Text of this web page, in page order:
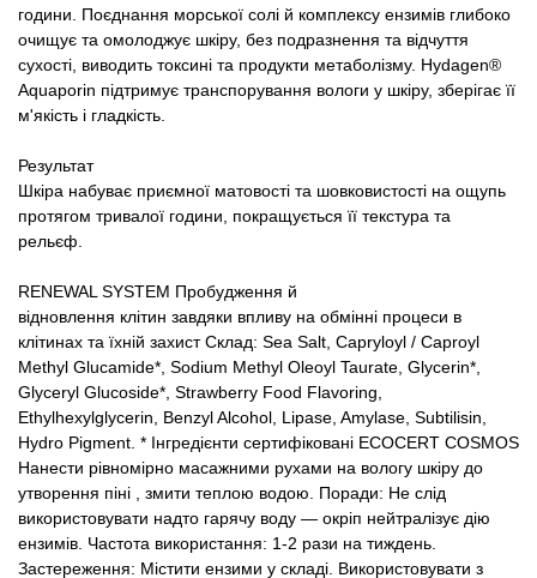
години. Поєднання морської солі й комплексу ензимів глибоко
очищує та омолоджує шкіру, без подразнення та відчуття
сухості, виводить токсині та продукти метаболізму. Hydagen®
Aquaporin підтримує транспорування вологи у шкіру, зберігає її
м'якість і гладкість.
Результат
Шкіра набуває приємної матовості та шовковистості на ощупь
протягом тривалої години, покращується її текстура та
рельєф.
RENEWAL SYSTEM Пробудження й
відновлення клітин завдяки впливу на обмінні процеси в
клітинах та їхній захистСклад: Sea Salt, Capryloyl / Caproyl
Methyl Glucamide*, Sodium Methyl Oleoyl Taurate, Glycerin*,
Glyceryl Glucoside*, Strawberry Food Flavoring,
Ethylhexylglycerin, Benzyl Alcohol, Lipase, Amylase, Subtilisin,
Hydro Pigment. * Інгредієнти сертифіковані ECOCERT COSMOS
Нанести рівномірно масажними рухами на вологу шкіру до
утворення піні , змити теплою водою. Поради: Не слід
використовувати надто гарячу воду — окріп нейтралізує дію
ензимів. Частота використання: 1-2 рази на тиждень.
Застереження: Містити ензими у складі. Використовувати з
Хозряд - господарчі товари оптом
Популярні зоотоварі